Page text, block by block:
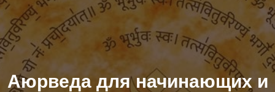
Аюрведа для начинающих и